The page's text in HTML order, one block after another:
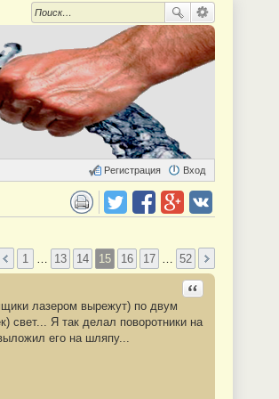
Вход
Регистрация
1 13 14 15 16 17 52
Ответить с
лазером вырежут) по двум
свет... Я так делал поворотники на
его на шляпу...